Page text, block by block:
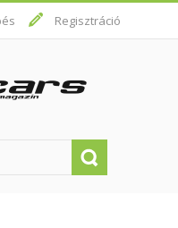
Regisztráció